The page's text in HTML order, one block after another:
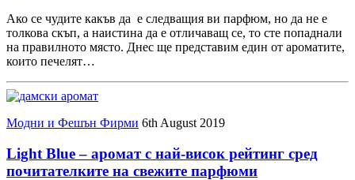
Ако се чудите какъв да е следващия ви парфюм, но да не е
толкова скъп, а наистина да е отличаващ се, то сте попаднали
на правилното място. Днес ще представим един от ароматите,
които печелят…
Модни и Фешън Фирми 6th August 2019
Light Blue – аромат с най-висок рейтинг сред
почитателките на свежите парфюми